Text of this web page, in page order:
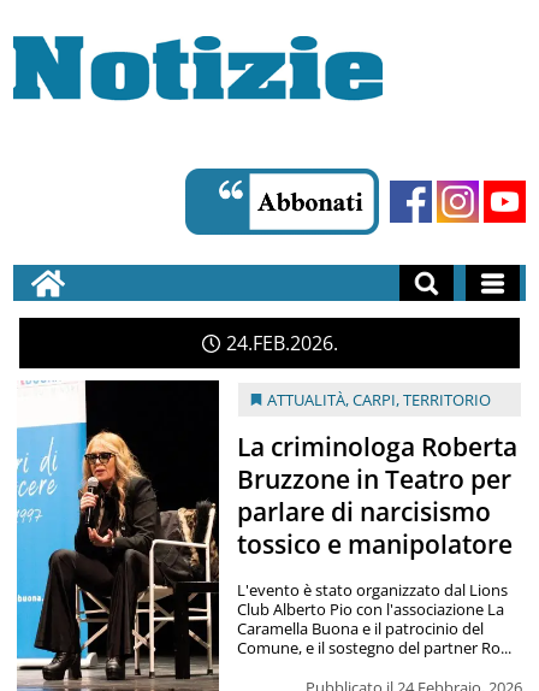
24 FEB 2026
ATTUALITÀ,CARPI,TERRITORIO
La criminologa Roberta
Bruzzone in Teatro per
parlare di narcisismo
tossico e manipolatore
L'evento è stato organizzato dal Lions
Club Alberto Pio con l'associazione La
Caramella Buona e il patrocinio del
Comune, e il sostegno del partner Ro...